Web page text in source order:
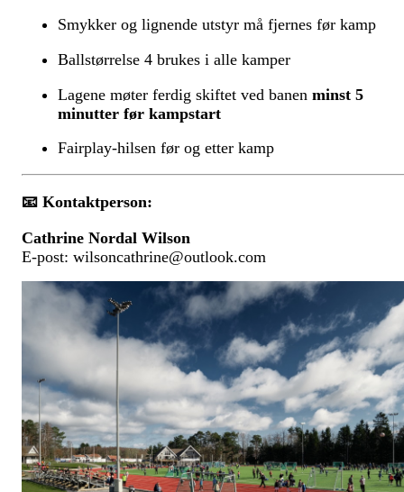
Smykker og lignende utstyr må fjernes før kamp
Ballstørrelse 4 brukes i alle kamper
Lagene møter ferdig skiftet ved banen minst 5
minutter før kampstart
Fairplay-hilsen før og etter kamp
📧 Kontaktperson:
Cathrine Nordal Wilson
E-post: wilsoncathrine@outlook.com